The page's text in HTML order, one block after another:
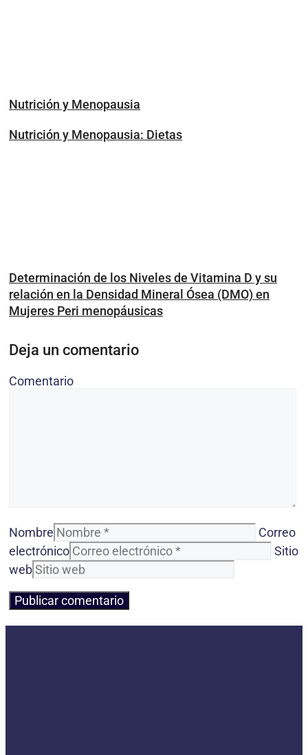
Nutrición y Menopausia
Nutrición y Menopausia: Dietas
Determinación de los Niveles de Vitamina D y su
relación en la Densidad Mineral Ósea (DMO) en
Mujeres Peri menopáusicas
Deja un comentario
Comentario
Nombre
Correo
electrónico
Sitio
web